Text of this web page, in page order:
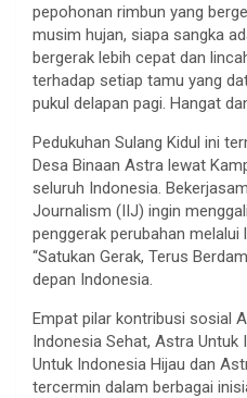
pepohonan rimbun yang
musim hujan, siapa sangka
bergerak lebih cepat dan
terhadap setiap tamu yang
pukul delapan pagi. Hangat
Pedukuhan Sulang Kidul ini
Desa Binaan Astra lewat
seluruh Indonesia.
Journalism (IIJ) ingin
penggerak perubahan
“Satukan Gerak, Terus
depan Indonesia.
Empat pilar kontribusi sosial
Indonesia Sehat, Astra Untuk
Untuk Indonesia Hijau dan
tercermin dalam berbagai